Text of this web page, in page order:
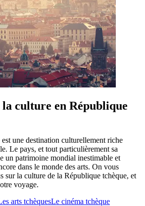
la culture en République
une destination culturellement riche
Le pays, et tout particulièrement sa
un patrimoine mondial inestimable et
dans le monde des arts. On vous
sur la culture de la République tchèque, et
voyage.
arts tchèquesLe cinéma tchèque